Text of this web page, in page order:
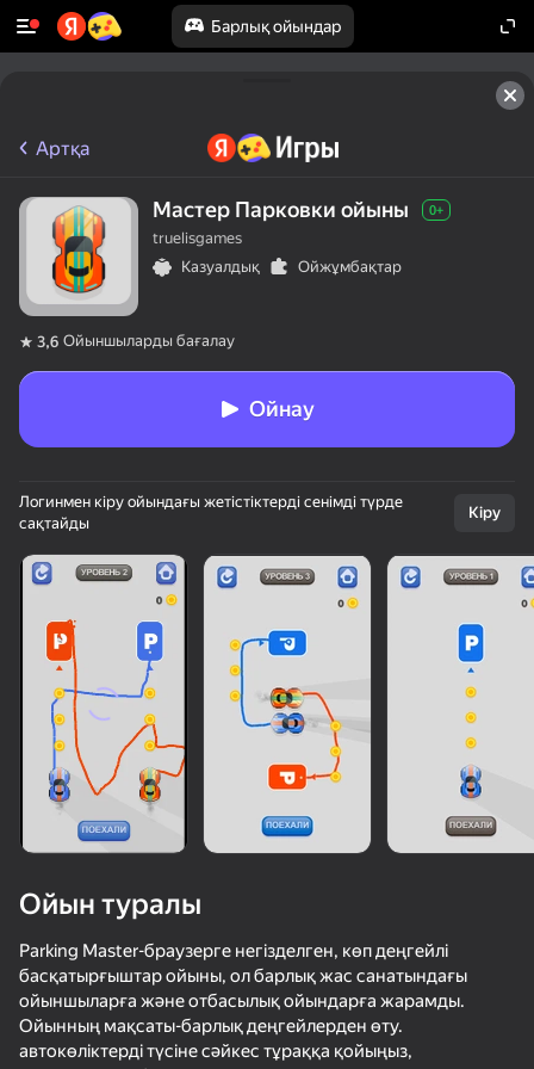
Барлық ойындар
Артқа
Мастер Парковки ойыны 0+
truelisgames
Казуалдық
Ойжұмбақтар
3,6 Ойыншыларды бағалау
Ойнау
Логинмен кіру ойындағы жетістіктерді сенімді түрде
сақтайды
Кіру
Ойын туралы
Parking Master-браузерге негізделген, көп деңгейлі
басқатырғыштар ойыны, ол барлық жас санатындағы
ойыншыларға және отбасылық ойындарға жарамды.
Ойынның мақсаты-барлық деңгейлерден өту.
автокөліктерді түсіне сәйкес тұраққа қойыңыз,